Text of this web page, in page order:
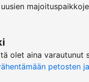
olet aina varautunut
petosten